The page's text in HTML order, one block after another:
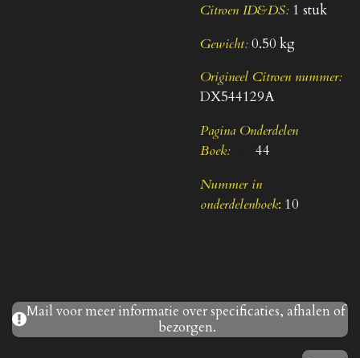
Citroen ID&DS: 1 stuk
Gewicht:0.50 kg
Origineel Citroen nummer:
DX544129A
Pagina Onderdelen
Boek:
44
Nummer in
onderdelenboek: 10
Mail voor meer informatie over specificaties, afhalen of
bezorgen.